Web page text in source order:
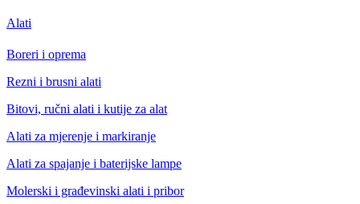
Alati
Boreri i oprema
Rezni i brusni alati
Bitovi, ručni alati i kutije za alat
Alati za mjerenje i markiranje
Alati za spajanje i baterijske lampe
Molerski i građevinski alati i pribor